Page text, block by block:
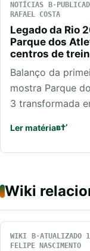
NOTÍCIAS
RAFAEL COSTA
Legado da Rio
Parque dos
centros de
Balanço da
mostra Parque
3 transformada
Ler matéria
Wiki
WIKI ATUALIZADO
FELIPE NASCIMENTO